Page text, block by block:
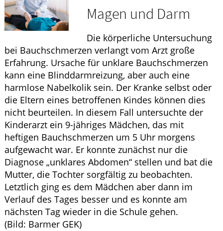
ELTERN UND KIND
GESUND IM ALTER
Magen und Darm
Die körperliche Untersuchung
bei Bauchschmerzen verlangt vom Arzt große
Erfahrung. Ursache für unklare Bauchschmerzen
kann eine Blinddarmreizung, aber auch eine
harmlose Nabelkolik sein. Der Kranke selbst oder
die Eltern eines betroffenen Kindes können dies
nicht beurteilen. In diesem Fall untersuchte der
Kinderarzt ein 9-jähriges Mädchen, das mit
heftigen Bauchschmerzen um 5 Uhr morgens
aufgewacht war. Er konnte zunächst nur die
Diagnose „unklares Abdomen“ stellen und bat die
Mutter, die Tochter sorgfältig zu beobachten.
Letztlich ging es dem Mädchen aber dann im
Verlauf des Tages besser und es konnte am
nächsten Tag wieder in die Schule gehen.
(Bild: Barmer GEK)